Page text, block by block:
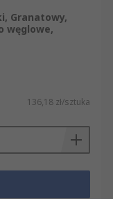
Granatowy,
węglowe,
136,18 zł/sztuka